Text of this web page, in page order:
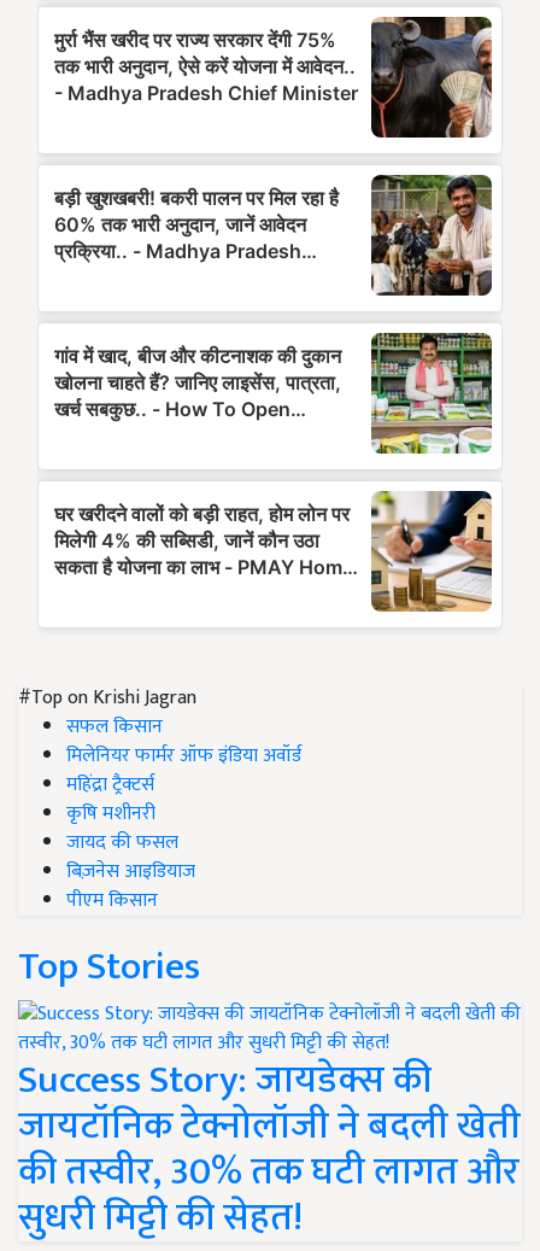
#Top on Krishi Jagran
सफल किसान
मिलेनियर फार्मर ऑफ इंडिया अवॉर्ड
महिंद्रा ट्रैक्टर्स
कृषि मशीनरी
जायद की फसल
बिज़नेस आइडियाज
पीएम किसान
Top Stories
Success Story: जायडेक्स की
जायटॉनिक टेक्नोलॉजी ने बदली खेती
की तस्वीर, 30% तक घटी लागत और
सुधरी मिट्टी की सेहत!